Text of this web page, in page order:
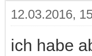
12.03.2016,
ich habe